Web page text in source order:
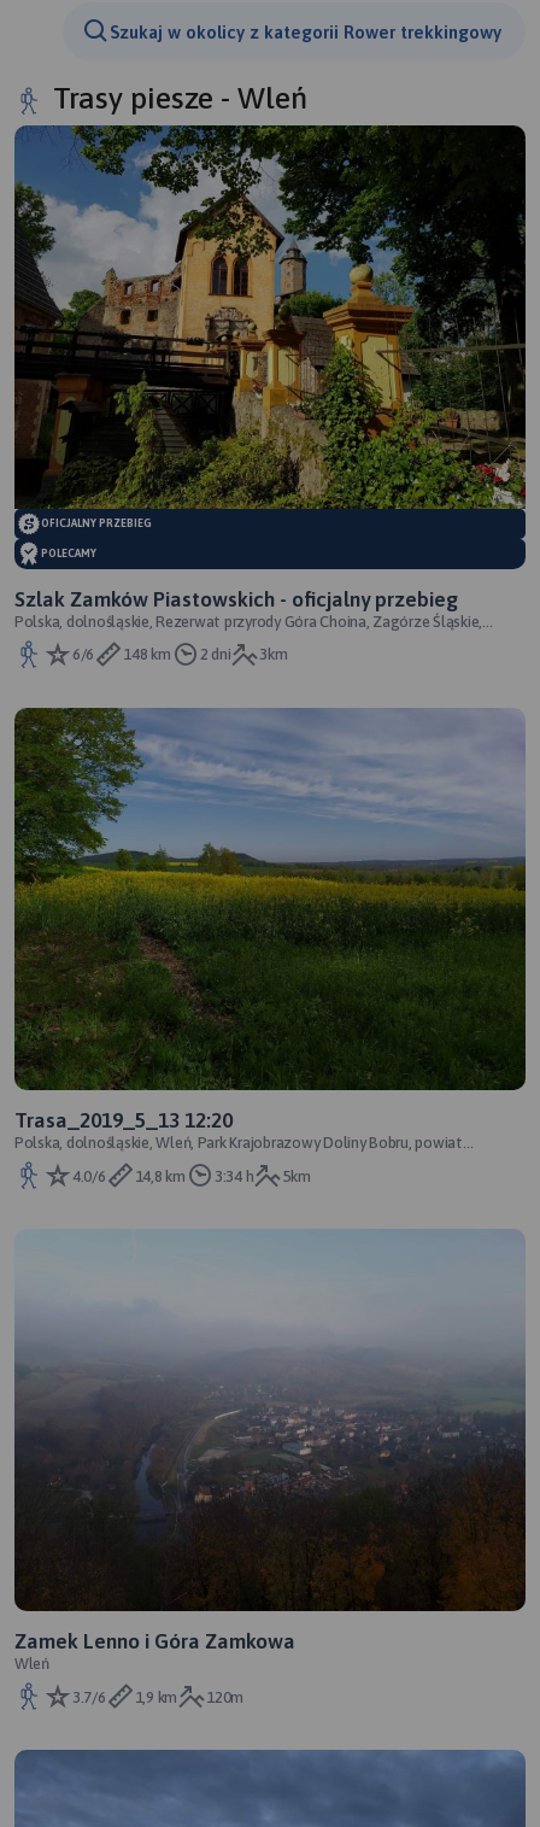
Szukaj w okolicy z kategorii Rower trekkingowy
Trasy piesze - Wleń
OFICJALNY PRZEBIEG
POLECAMY
Szlak Zamków Piastowskich - oficjalny przebieg
Polska, dolnośląskie, Rezerwat przyrody Góra Choina, Zagórze Śląskie,
powiat wałbrzyski
6/6
148 km 2 dni 3km
Trasa_2019_5_13 12:20
Polska, dolnośląskie, Wleń, Park Krajobrazowy Doliny Bobru, powiat
lwówecki
4.0/6
14,8 km 3:34 h 5km
Zamek Lenno i Góra Zamkowa
Wleń
3.7/6
1,9 km 120m